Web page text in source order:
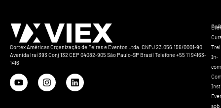
Cortex Américas Organização de Feiras e Eventos Ltda. CNPJ 23.056.156/0001-90
Avenida Iraí 393 Conj 132 CEP 04082-905 São Paulo-SP Brasil Telefone +55 11 94163-
1416
In-
sob